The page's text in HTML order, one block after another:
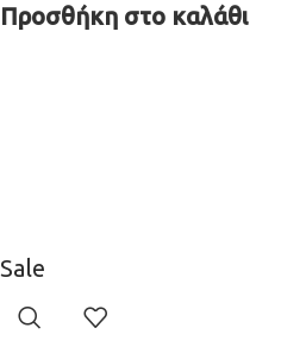
Προσθήκη στο καλάθι
Sale